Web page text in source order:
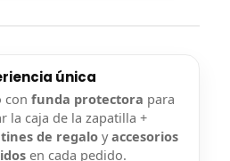
única
confunda protectora para
la caja de la zapatilla +
de regalo yaccesorios
en cada pedido.